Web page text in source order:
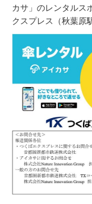
カサ」のレンタルス
クスプレス（秋葉原